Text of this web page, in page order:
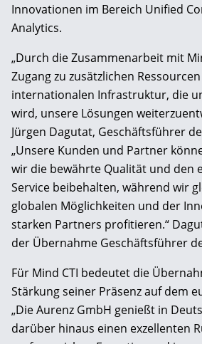
Innovationen im Bereich Unified
Analytics.
„Durch die Zusammenarbeit mit
Zugang zu zusätzlichen
internationalen Infrastruktur, die
wird, unsere Lösungen
Jürgen Dagutat, Geschäftsführer
„Unsere Kunden und Partner
wir die bewährte Qualität und den
Service beibehalten, während wir
globalen Möglichkeiten und der
starken Partners profitieren.“
der Übernahme Geschäftsführer
Für Mind CTI bedeutet die
Stärkung seiner Präsenz auf dem
„Die Aurenz GmbH genießt in
darüber hinaus einen exzellenten